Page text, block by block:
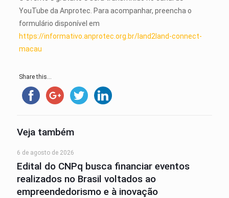
YouTube da Anprotec. Para acompanhar, preencha o
formulário disponível em
https://informativo.anprotec.org.br/land2land-connect-
macau
Share this...
Veja também
6 de agosto de 2026
Edital do CNPq busca financiar eventos
realizados no Brasil voltados ao
empreendedorismo e à inovação